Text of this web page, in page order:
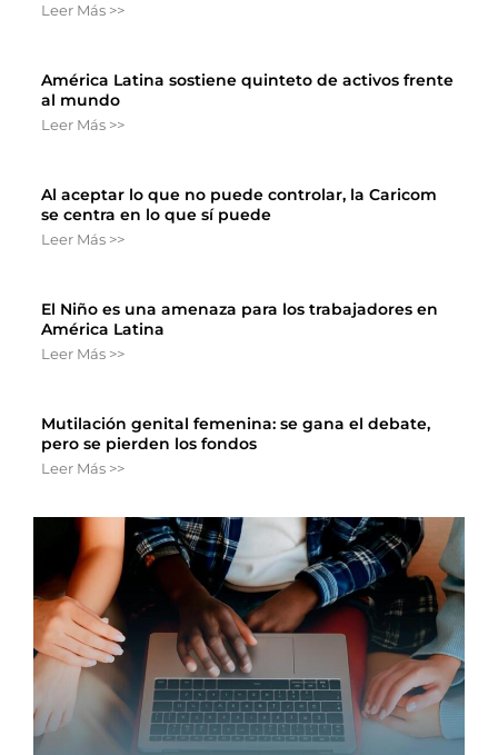
Leer Más >>
América Latina sostiene quinteto de activos frente
al mundo
Leer Más >>
Al aceptar lo que no puede controlar, la Caricom
se centra en lo que sí puede
Leer Más >>
El Niño es una amenaza para los trabajadores en
América Latina
Leer Más >>
Mutilación genital femenina: se gana el debate,
pero se pierden los fondos
Leer Más >>